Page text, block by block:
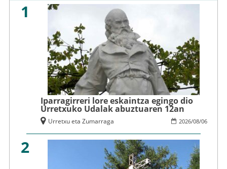
1
Iparragirreri lore eskaintza egingo dio
Urretxuko Udalak abuztuaren 12an
2026/08/06
Urretxu eta Zumarraga
2